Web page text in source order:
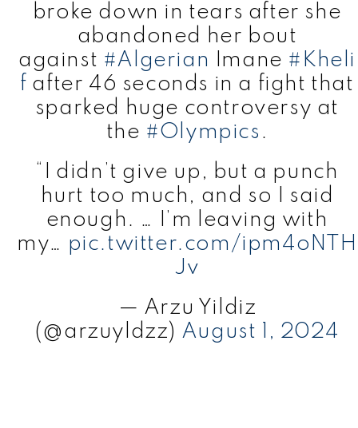
broke down in tears after she
abandoned her bout
against #Algerian Imane #Kheli
f after 46 seconds in a fight that
sparked huge controversy at
the #Olympics .
“I didn’t give up, but a punch
hurt too much, and so I said
enough. … I’m leaving with
my… pic.twitter.com/ipm4oNTH
Jv
— Arzu Yildiz
(@arzuyldzz) August 1, 2024